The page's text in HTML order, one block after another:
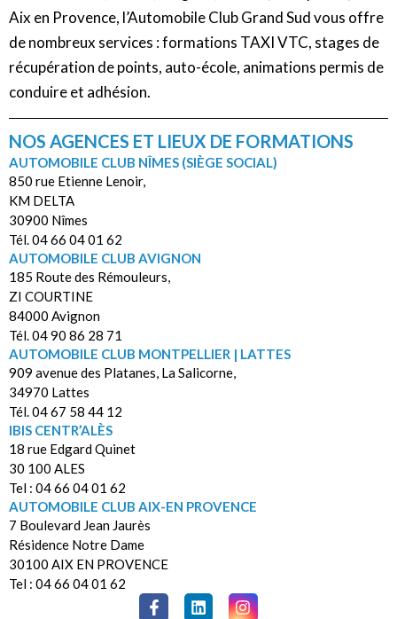
Aix en Provence, l’Automobile Club Grand Sud vous offre
de nombreux services : formations TAXI VTC, stages de
récupération de points, auto-école, animations permis de
conduire et adhésion.
NOS AGENCES ET LIEUX DE FORMATIONS
AUTOMOBILE CLUB NÎMES (SIÈGE SOCIAL)
850 rue Etienne Lenoir,
KM DELTA
30900 Nîmes
Tél. 04 66 04 01 62
AUTOMOBILE CLUB AVIGNON
185 Route des Rémouleurs,
ZI COURTINE
84000 Avignon
Tél. 04 90 86 28 71
AUTOMOBILE CLUB MONTPELLIER | LATTES
909 avenue des Platanes, La Salicorne,
34970 Lattes
Tél. 04 67 58 44 12
IBIS CENTR’ALÈS
18 rue Edgard Quinet
30 100 ALES
Tel : 04 66 04 01 62
AUTOMOBILE CLUB AIX-EN PROVENCE
7 Boulevard Jean Jaurès
Résidence Notre Dame
30100 AIX EN PROVENCE
Tel : 04 66 04 01 62